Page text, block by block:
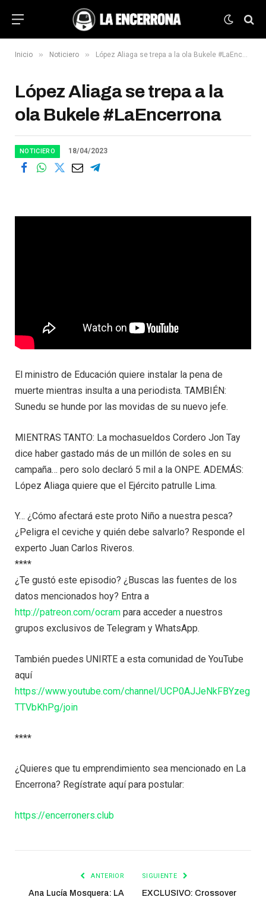
Inicio » Noticiero » López Aliaga se trepa a la ola Bukele #LaEncerrona
López Aliaga se trepa a la
ola Bukele #LaEncerrona
NOTICIERO 18/04/2023
El ministro de Educación quiere instalar la pena de
muerte mientras insulta a una periodista. TAMBIÉN:
Sunedu se hunde por las movidas de su nuevo jefe.
MIENTRAS TANTO: La mochasueldos Cordero Jon Tay
dice haber gastado más de un millón de soles en su
campaña… pero solo declaró 5 mil a la ONPE. ADEMÁS:
López Aliaga quiere que el Ejército patrulle Lima.
Y… ¿Cómo afectará este proto Niño a nuestra pesca?
¿Peligra el ceviche y quién debe salvarlo? Responde el
experto Juan Carlos Riveros.
****
¿Te gustó este episodio? ¿Buscas las fuentes de los
datos mencionados hoy? Entra a
http://patreon.com/ocram para acceder a nuestros
grupos exclusivos de Telegram y WhatsApp.
También puedes UNIRTE a esta comunidad de YouTube
aquí
https://www.youtube.com/channel/UCP0AJJeNkFBYzeg
TTVbKhPg/join
****
¿Quieres que tu emprendimiento sea mencionado en La
Encerrona? Regístrate aquí para postular:
https://encerroners.club
ANTERIOR
Ana Lucía Mosquera: LA
SIGUIENTE
EXCLUSIVO: Crossover